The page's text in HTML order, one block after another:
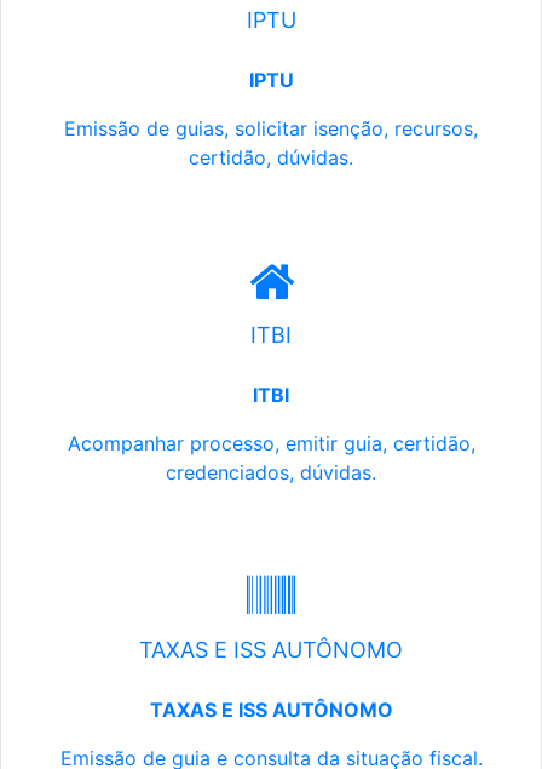
IPTU
IPTU
Emissão de guias, solicitar isenção, recursos,
certidão, dúvidas.
ITBI
ITBI
Acompanhar processo, emitir guia, certidão,
credenciados, dúvidas.
TAXAS E ISS AUTÔNOMO
TAXAS E ISS AUTÔNOMO
Emissão de guia e consulta da situação fiscal.